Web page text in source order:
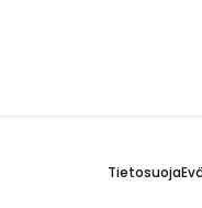
Tietosuoja